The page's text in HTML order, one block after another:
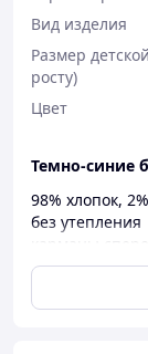
Вид изделия
Размер
росту)
Цвет
Темно-синие
98% хлопок,
без утепления
есть утяжка с